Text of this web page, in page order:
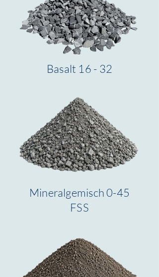
Basalt 16 - 32
Mineralgemisch 0-45
FSS